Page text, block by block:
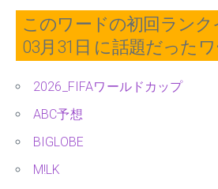
このワードの初回ランク
03月31日 に話題だったワ
2026_FIFAワールドカップ
ABC予想
BIGLOBE
M!LK